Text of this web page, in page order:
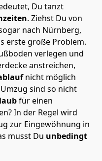
Du tanzt
. Ziehst Du von
nach Nürnberg,
erste große Problem.
verlegen und
anstreichen,
nicht möglich
sind so nicht
für einen
In der Regel wird
zur Eingewöhnung in
musst Du unbedingt